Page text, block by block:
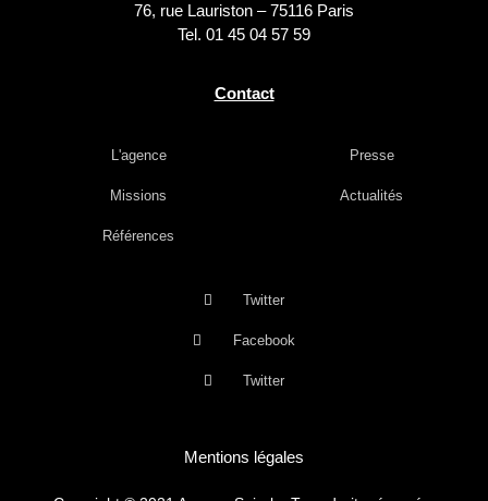
76, rue Lauriston – 75116 Paris
Tel. 01 45 04 57 59
Contact
L'agence
Missions
Références
Presse
Actualités
Twitter
Facebook
Twitter
Mentions légales